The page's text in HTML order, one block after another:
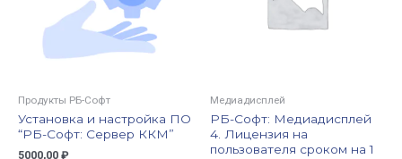
Продукты РБ-Софт
Установка и настройка ПО
“РБ-Софт: Сервер ККМ”
5000,00 ₽
Медиадисплей
РБ-Софт: Медиадисплей
4. Лицензия на
пользователя сроком на 1